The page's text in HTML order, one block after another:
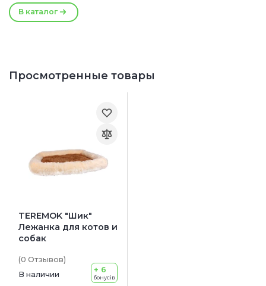
В каталог
Просмотренные товары
TEREMOK "Шик"
Лежанка для котов и
собак
(0 Отзывов)
В наличии
+ 6
бонусів